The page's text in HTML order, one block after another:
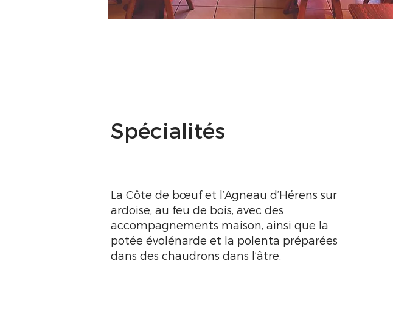
Spécialités
La Côte de bœuf et l’Agneau d’Hérens sur
ardoise, au feu de bois, avec des
accompagnements maison, ainsi que la
potée évolénarde et la polenta préparées
dans des chaudrons dans l’âtre.